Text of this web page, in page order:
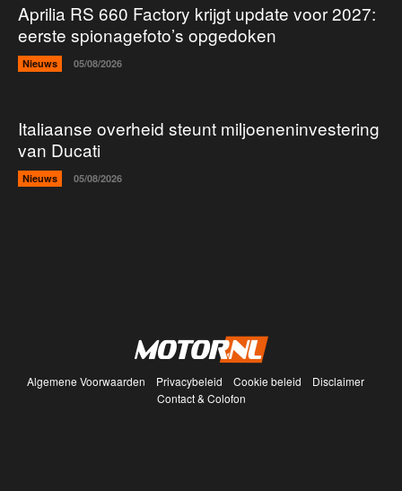
Aprilia RS 660 Factory krijgt update voor 2027:
eerste spionagefoto’s opgedoken
Nieuws 05/08/2026
Italiaanse overheid steunt miljoeneninvestering
van Ducati
Nieuws 05/08/2026
Algemene Voorwaarden Privacybeleid Cookie beleid
Disclaimer
Contact & Colofon